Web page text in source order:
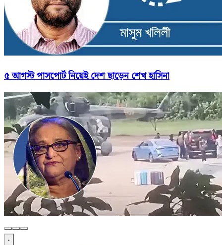
৫ আগস্ট পাসপোর্ট নিয়েই দেশ ছাড়েন শেখ হাসিনা